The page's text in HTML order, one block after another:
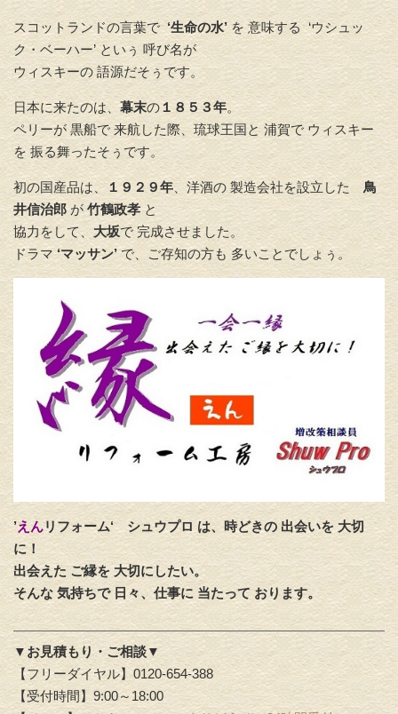
スコットランドの言葉で ‘生命の水’を 意味する ‘ウシュッ
ク・ベーハー’ といぅ 呼び名が
ウィスキーの 語源だそぅです。
日本に来たのは、幕末の１８５３年。
ペリーが 黒船で 来航した際、琉球王国と 浦賀で ウィスキー
を 振る舞ったそぅです。
初の国産品は、 １９２９年、洋酒の 製造会社を設立した 鳥
井信治郎が竹鶴政孝 と
協力をして、 大坂で 完成させました。
ドラマ‘マッサン’ で、ご存知の方も 多いことでしょぅ。
’えんリフォーム‘ シュウプロ は、時どきの 出会いを 大切
に！
出会えた ご縁を 大切にしたい。
そんな 気持ちで 日々、仕事に 当たって おります。
▼お見積もり・ご相談▼
【フリーダイヤル】0120-654-388
【受付時間】9:00～18:00